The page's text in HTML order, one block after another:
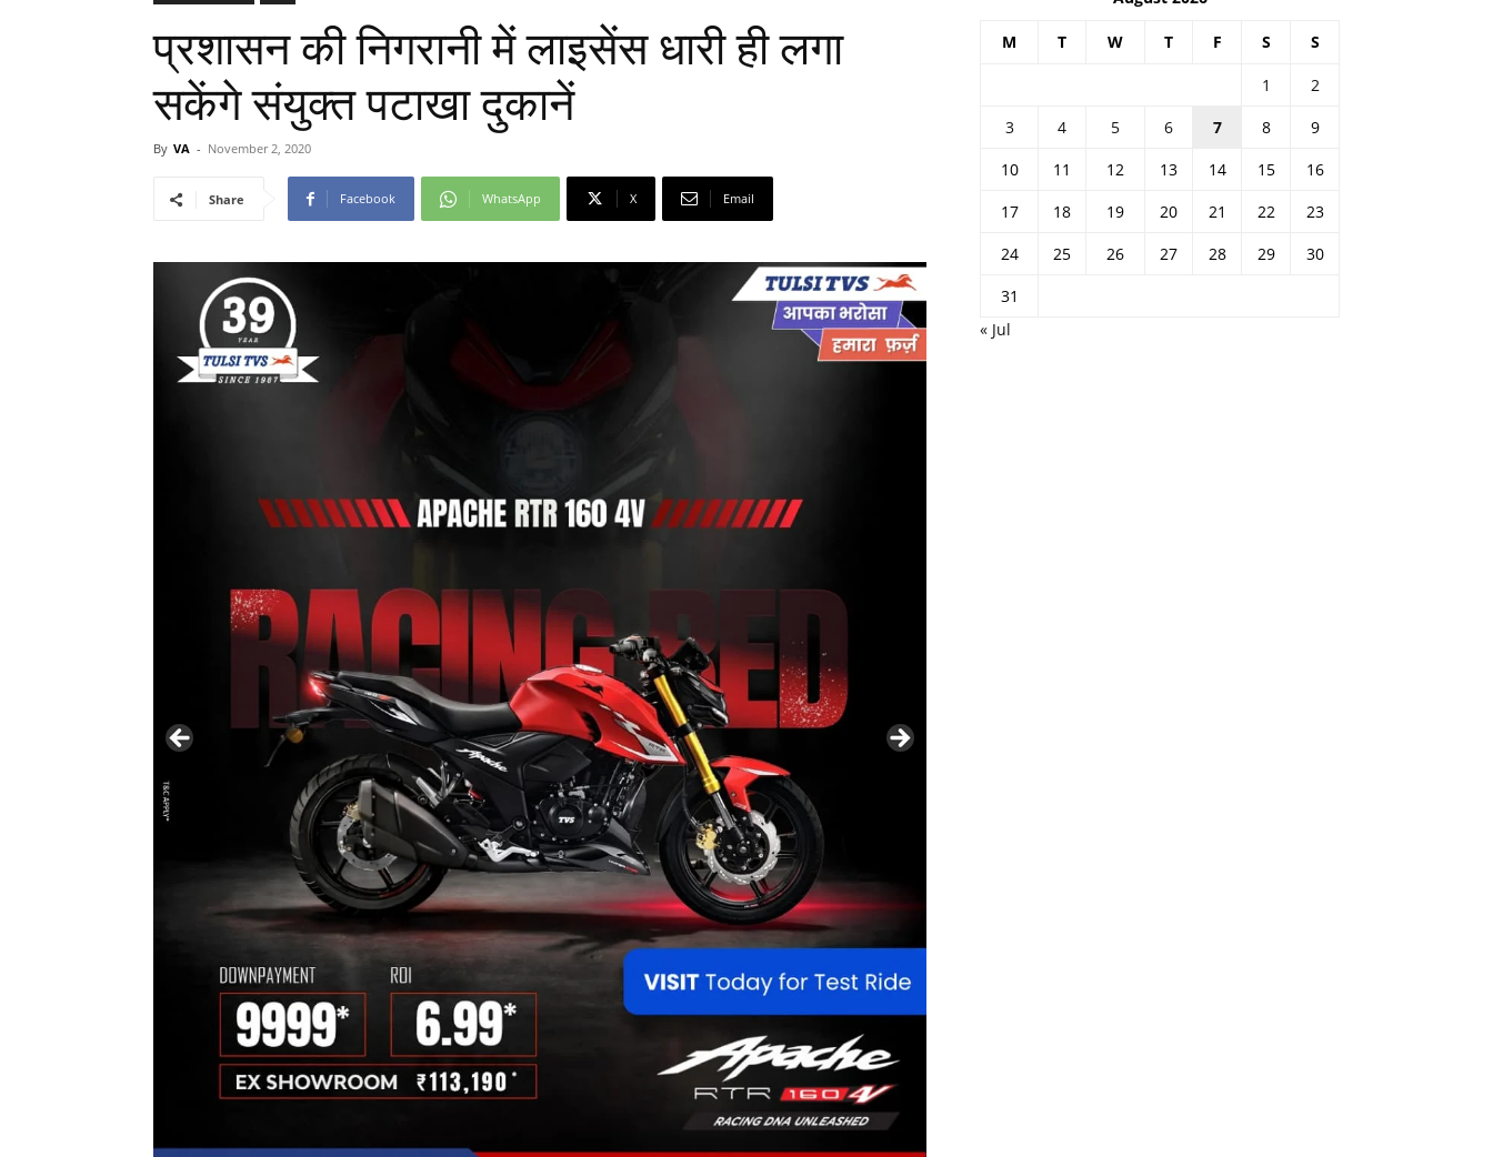
प्रशासन की निगरानी में लाइसेंस धारी ही लगा
सकेंगे संयुक्त पटाखा दुकानें
By VA - November 2, 2020
Share Facebook WhatsApp X Email
M T W T F S S
1
2
3
4 5 6 7 8
9
10
11 12 13 14 15
16
17
18 19 20 21 22
23
24
25 26 27 28 29
30
31
« Jul